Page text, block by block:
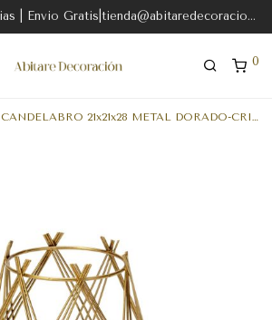
Tiempo entrega 10 dias | Envio Gratis|tienda@abitaredecoracion.com
0
CANDELABRO 21x21x28 METAL DORADO-CRISTAL